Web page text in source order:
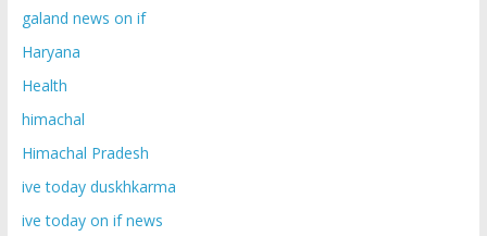
galand news on if
Haryana
Health
himachal
Himachal Pradesh
ive today duskhkarma
ive today on if news